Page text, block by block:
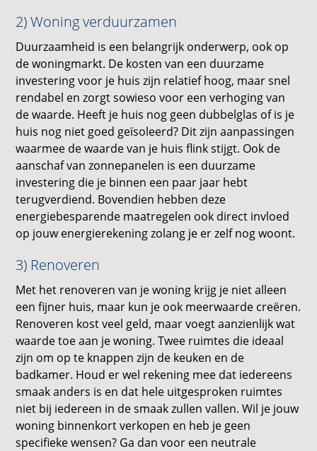
2) Woning verduurzamen
Duurzaamheid is een belangrijk onderwerp, ook op
de woningmarkt. De kosten van een duurzame
investering voor je huis zijn relatief hoog, maar snel
rendabel en zorgt sowieso voor een verhoging van
de waarde. Heeft je huis nog geen dubbelglas of is je
huis nog niet goed geïsoleerd? Dit zijn aanpassingen
waarmee de waarde van je huis flink stijgt. Ook de
aanschaf van zonnepanelen is een duurzame
investering die je binnen een paar jaar hebt
terugverdiend. Bovendien hebben deze
energiebesparende maatregelen ook direct invloed
op jouw energierekening zolang je er zelf nog woont.
3) Renoveren
Met het renoveren van je woning krijg je niet alleen
een fijner huis, maar kun je ook meerwaarde creëren.
Renoveren kost veel geld, maar voegt aanzienlijk wat
waarde toe aan je woning. Twee ruimtes die ideaal
zijn om op te knappen zijn de keuken en de
badkamer. Houd er wel rekening mee dat iedereens
smaak anders is en dat hele uitgesproken ruimtes
niet bij iedereen in de smaak zullen vallen. Wil je jouw
woning binnenkort verkopen en heb je geen
specifieke wensen? Ga dan voor een neutrale